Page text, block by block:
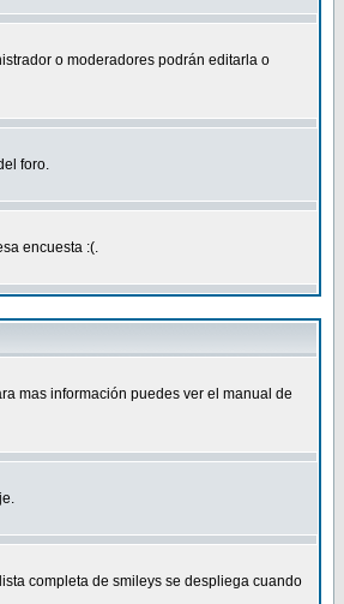
o moderadores podrán editarla o
foro.
encuesta :(.
mas información puedes ver el manual de
completa de smileys se despliega cuando